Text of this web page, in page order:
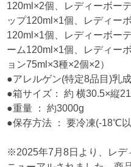
120ml×2個、レディーボー
ップ120ml×1個、レディー
120ml×1個、レディーボー
ーム120ml×1個、レディー
ョン75ml×3種×2個×2）
●アレルゲン(特定8品目)乳
●箱サイズ： 約 横30.5×縦
●重量 ： 約3000g
●保存方法 ： 要冷凍(-18℃
※2025年7月8日より、レデ